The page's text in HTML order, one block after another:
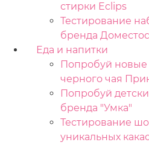
стирки Eclips
Тестирование
бренда Доместос
Еда и напитки
Попробуй новые
черного чая
Попробуй
бренда "Умка"
Тестирование
уникальных